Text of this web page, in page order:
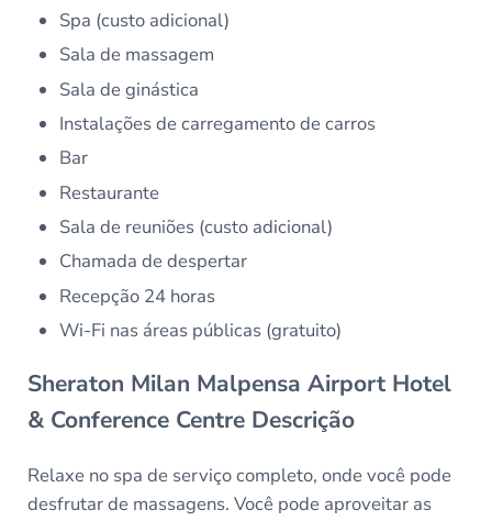
Spa (custo adicional)
Sala de massagem
Sala de ginástica
Instalações de carregamento de carros
Bar
Restaurante
Sala de reuniões (custo adicional)
Chamada de despertar
Recepção 24 horas
Wi-Fi nas áreas públicas (gratuito)
Sheraton Milan Malpensa Airport Hotel
& Conference Centre Descrição
Relaxe no spa de serviço completo, onde você pode
desfrutar de massagens. Você pode aproveitar as